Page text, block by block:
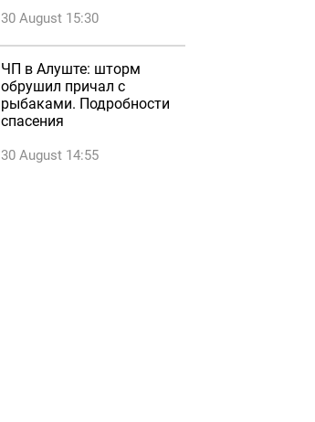
30 August 15:30
ЧП в Алуште: шторм
обрушил причал с
рыбаками. Подробности
спасения
30 August 14:55